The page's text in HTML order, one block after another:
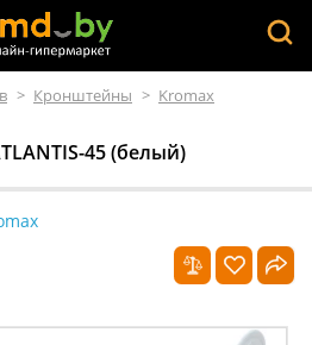
> Кронштейны > Kromax
45 (белый)